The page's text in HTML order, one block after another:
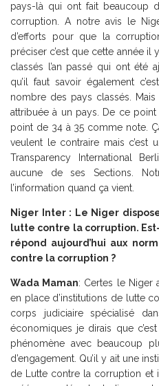
pays-là qui ont fait beaucoup
corruption. A notre avis le
d’efforts pour que la
préciser c’est que cette année il
classés l’an passé qui ont été
qu’il faut savoir également
nombre des pays classés.
attribuée à un pays. De ce point
point de 34 à 35 comme note.
veulent le contraire mais c’est
Transparency International
aucune de ses Sections.
l’information quand ça vient.
Niger Inter : Le Niger
lutte contre la corruption.
répond aujourd’hui aux
contre la corruption ?
Wada Maman: Certes le Niger
en place d’institutions de lutte
corps judiciaire spécialisé
économiques je dirais que
phénomène avec beaucoup
d’engagement. Qu’il y ait une
de Lutte contre la corruption et